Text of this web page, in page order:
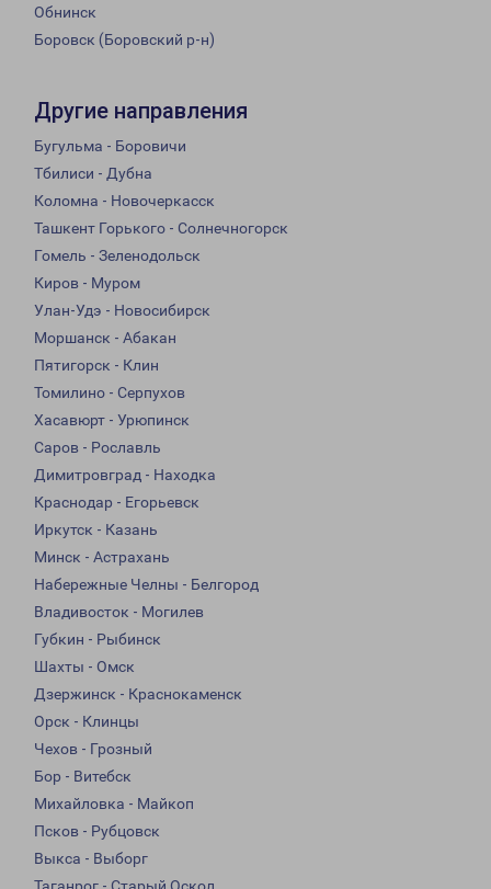
Обнинск
Боровск (Боровский р-н)
Другие направления
Бугульма - Боровичи
Тбилиси - Дубна
Коломна - Новочеркасск
Ташкент Горького - Солнечногорск
Гомель - Зеленодольск
Киров - Муром
Улан-Удэ - Новосибирск
Моршанск - Абакан
Пятигорск - Клин
Томилино - Серпухов
Хасавюрт - Урюпинск
Саров - Рославль
Димитровград - Находка
Краснодар - Егорьевск
Иркутск - Казань
Минск - Астрахань
Набережные Челны - Белгород
Владивосток - Могилев
Губкин - Рыбинск
Шахты - Омск
Дзержинск - Краснокаменск
Орск - Клинцы
Чехов - Грозный
Бор - Витебск
Михайловка - Майкоп
Псков - Рубцовск
Выкса - Выборг